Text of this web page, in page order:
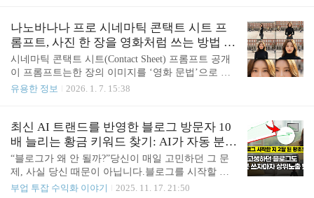
데이터처럼 쌓고 ✓ 글 하나를 여러 콘텐츠로 확장하
고 ✓ 반복 작업은 AI에..
릭 미니어처 3D 다이오라마란? 3. 프롬프트 한 줄의
힘: 나노바나나 프로 소개 4. 마드리드와 바르셀로나
비교 사례 5. 디자이너를 위한 새로운 무기 6. 지금 직
접 사용해보세요: 프롬프트 복사템플릿 1. 도시를 수
집한다는 상상, 현실이 되다 1-1. 인포그래픽의 진화,
이제는 감성 오브제로기존의 인포그래픽은 정보의
의 시대가 도래하면서, 그 표현 방식도 변화하고 있
습니다. 도시 전체를..
나노바나나 프로 시네마틱 콘택트 시트 프
롬프트, 사진 한 장을 영화처럼 쓰는 방법 (9
컷 시네마샷)
시네마틱 콘택트 시트(Contact Sheet) 프롬프트 공개
이 프롬프트는한 장의 이미지를 ‘영화 문법’으로 재
해석해,3×3 구성의 시네마틱 콘택트 시트(Contact Sh
대를 완전히 동일하게 유지한 상태에서,극대원경부
터 클로즈업, 로우 앵글과 하이 앵글까지총 9가지 영
화적 샷 크기와 시점을 하나의 이미지 안에 구성합니
다. 그 결과,사진은 단순한 기록이 아니라 연출된 장
면이 되고하나의 순간은 스토리보드처럼 읽히는 시
각적 서사로 확장됩니다.콘텐츠 크리에이터, 영상 기
유용한 정보 2026. 1. 7. 15:38
최신 AI 트랜드를 반영한 블로그 방문자 10
배 늘리는 황금 키워드 찾기: AI가 자동 분석
해주는 SEO 최적화 전략
“블로그가 왜 안 될까?”당신이 매일 고민하던 그 문
제, 사실 당신 때문이 아닙니다.블로그를 시작할 때
누구나 같은 기대를 하죠.“꾸준히 글만 올리면 언젠
부업 투잡 수익화 이야기 2025. 11. 17. 21:50